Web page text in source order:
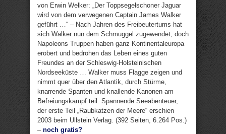
von Erwin Welker: „Der Toppsegelschoner Jaguar
wird von dem verwegenen Captain James Walker
geführt …“ – Nach Jahren des Freibeutertums hat
sich Walker nun dem Schmuggel zugewendet; doch
Napoleons Truppen haben ganz Kontinentaleuropa
erobert und bedrohen das Leben eines guten
Freundes an der Schleswig-Holsteinischen
Nordseeküste … Walker muss Flagge zeigen und
nimmt quer über den Atlantik, durch Stürme,
knarrende Spanten und knallende Kanonen am
Befreiungskampf teil. Spannende Seeabenteuer,
der erste Teil „Raubkatzen der Meere“ erschien
2003 beim Ullstein Verlag. (392 Seiten, 6.264 Pos.)
– noch gratis?